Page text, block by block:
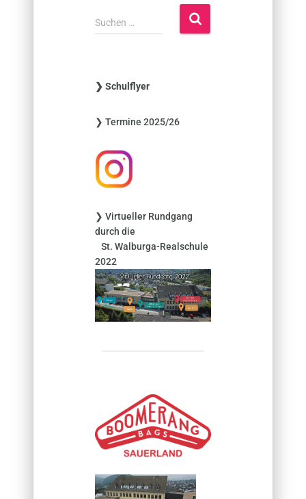
S
u
n
a
h
:
Suchen …
❯ Schulflyer
❯ Termine 2025/26
❯ Virtueller Rundgang
durch die
St. Walburga-Realschule
2022